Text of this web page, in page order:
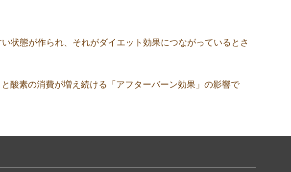
状態が作られ、それがダイエット効果につながっているとさ
酸素の消費が増え続ける「アフターバーン効果」の影響で